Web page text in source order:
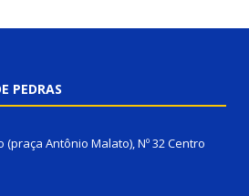
PEDRAS
(praça Antônio Malato), Nº 32 Centro